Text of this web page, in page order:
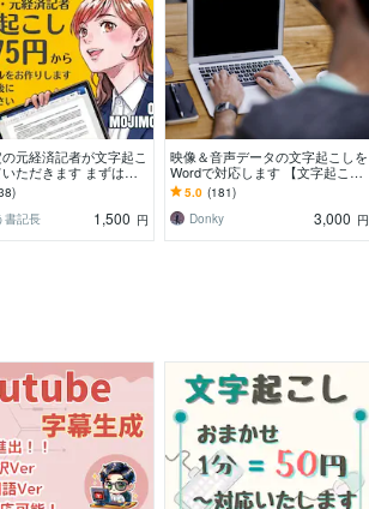
元経済記者が文字起こ
ただきます まずは冒
ンプルを無料で作成し
75円から
書記長
1,500 円
映像＆音声データの文字起こしを
Wordで対応します 【文字起こし
10分】作業の効率化をサポートし
ます！
5.0 (181)
Donky
3,000 円